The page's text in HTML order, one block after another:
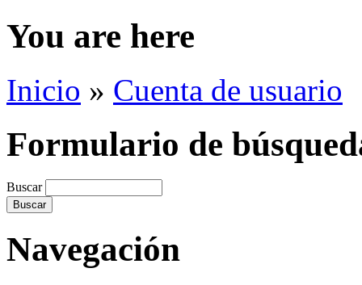
You are here
Inicio » Cuenta de usuario
Formulario de
Buscar
Navegación